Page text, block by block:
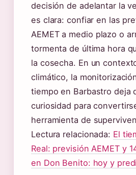
decisión de adelantar la
es clara: confiar en las
AEMET a medio plazo o
tormenta de última hora
la cosecha. En un
climático, la
tiempo en Barbastro deja
curiosidad para
herramienta de
Lectura relacionada: El
Real: previsión AEMET y
en Don Benito: hoy y